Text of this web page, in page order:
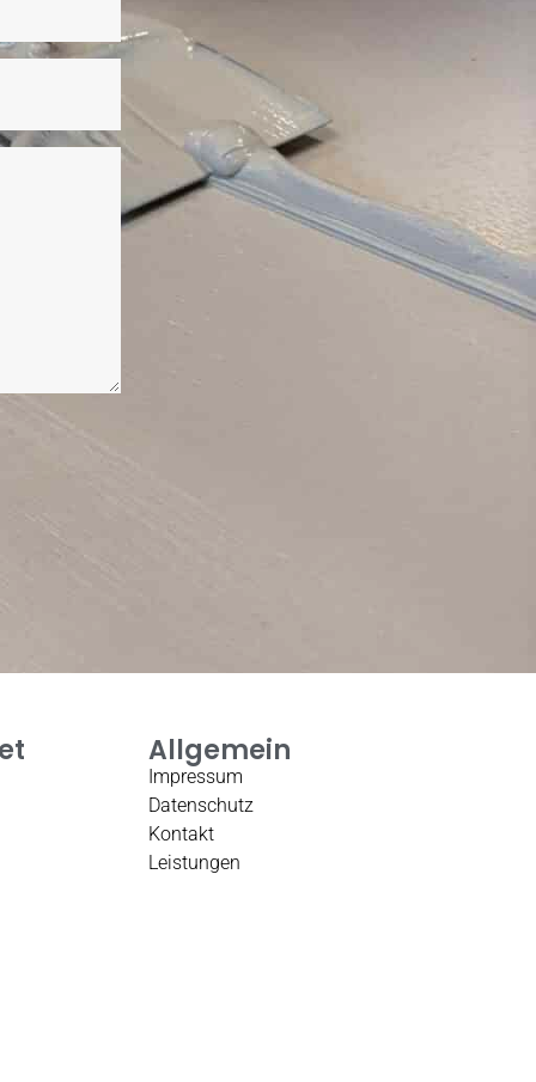
Allgemein
Impressum
Datenschutz
Kontakt
Leistungen